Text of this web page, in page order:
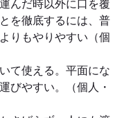
んだ時以外に口を覆
を徹底するには、普
りもやりやすい（個
て使える。平面にな
びやすい。（個人・